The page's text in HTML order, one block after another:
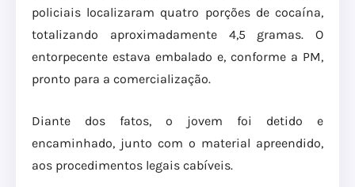
policiais localizaram quatro porções de cocaína,
totalizando aproximadamente 4,5 gramas. O
entorpecente estava embalado e, conforme a PM,
pronto para a comercialização.
Diante dos fatos, o jovem foi detido e
encaminhado, junto com o material apreendido,
aos procedimentos legais cabíveis.